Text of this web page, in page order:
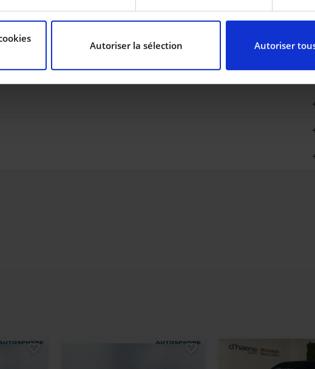
de vos données personnelles et définir vos préférences,
modifier ou retirer votre consentement à tout moment à partir
personnaliser le contenu et les annonces, d’offrir des
fournies ou qu’ils ont collectées lors de votre utilisation de leurs
Autoriser la sélection Autoriser